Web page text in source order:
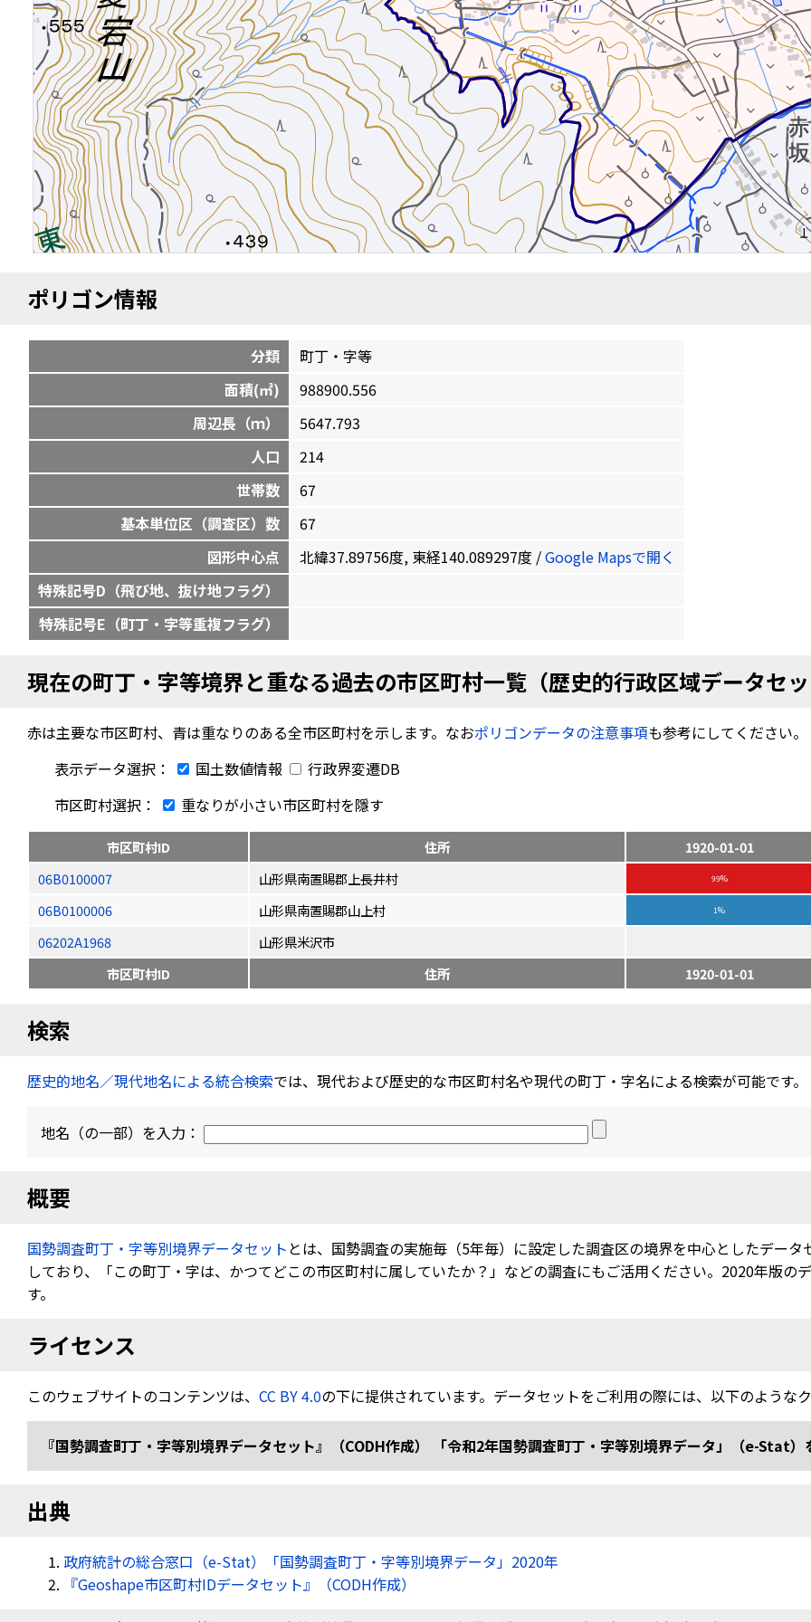
ポリゴン情報
分類
町丁・字等
面積(㎡)
988900.556
周辺長（ｍ）
5647.793
人口
214
世帯数
67
基本単位区（調査区）数
67
図形中心点
北緯37.89756度, 東経140.089297度 /Google Mapsで開く
特殊記号D（飛び地、抜け地フラグ）
特殊記号E（町丁・字等重複フラグ）
現在の町丁・字等境界と重なる過去の市区町村一覧（歴史的行政区域データセ
赤は主要な市区町村、青は重なりのある全市区町村を示します。なおポリゴンデータの注意事項も参考にしてください。
表示データ選択：
国土数値情報
行政界変遷DB
市区町村選択：
重なりが小さい市区町村を隱す
市区町村ID 住所
1920-01-01
06B0100007
山形県南置賜郡上長井村 99%
06B0100006 山形県南置賜郡山上村 1%
06202A1968
山形県米沢市
市区町村ID
住所 1920-01-01
検索
歴史的地名／現代地名による統合検索では、現代および歴史的な市区町村名や現代の町丁・字名による検索が可能です。
地名（の一部）を入力：
概要
国勢調査町丁・字等別境界データセット とは、国勢調査の実施毎（5年毎）に設定した調査区の境界を中心としたデータ
しており、「この町丁・字は、かつてどこの市区町村に属していたか？」などの調査にもご活用ください。2020年版
す。
ライセンス
このウェブサイトのコンテンツは、 CC BY 4.0の下に提供されています。データセットをご利用の際には、以下のような
『国勢調査町丁・字等別境界データセット』（CODH作成） 「令和2年国勢調査町丁・字等別境界データ」（e-Stat
出典
政府統計の総合窓口（e-Stat）「国勢調査町丁・字等別境界データ」2020年
『Geoshape市区町村IDデータセット』（CODH作成）